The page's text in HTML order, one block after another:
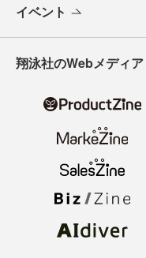
イベント
翔泳社のWebメディア